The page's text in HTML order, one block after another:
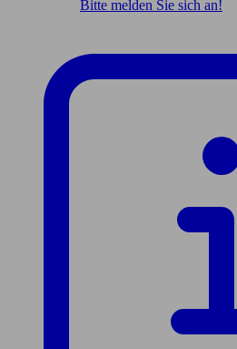
Bitte melden Sie sich an!